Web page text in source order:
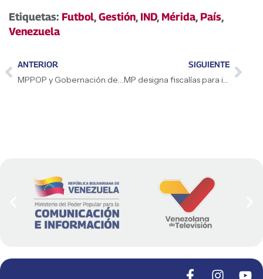
Etiquetas: Futbol,Gestión, IND, Mérida, País,
Venezuela
ANTERIOR
MPPOP y Gobernación de Trujillo consolidan rehabilitación integral de la urbanización El Prado en Pampanito
SIGUIENTE
MP designa fiscalías para investigar presuntas actuaciones irregulares de funcionarios policiales en Lara